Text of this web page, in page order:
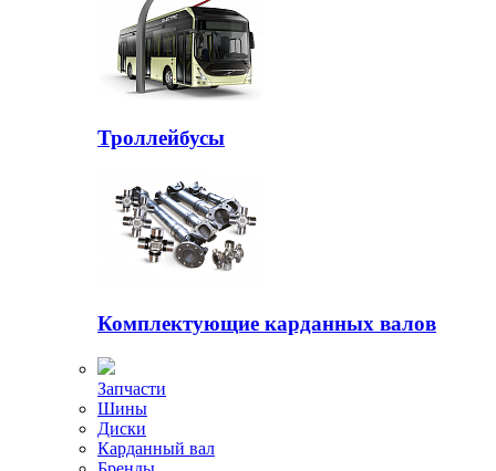
Троллейбусы
Комплектующие карданных валов
Запчасти
Шины
Диски
Карданный вал